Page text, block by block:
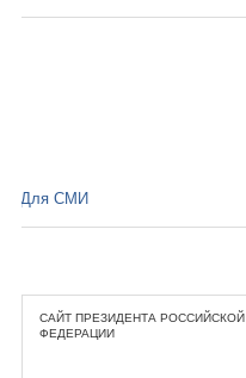
Для СМИ
САЙТ ПРЕЗИДЕНТА РОССИЙСКОЙ
ФЕДЕРАЦИИ